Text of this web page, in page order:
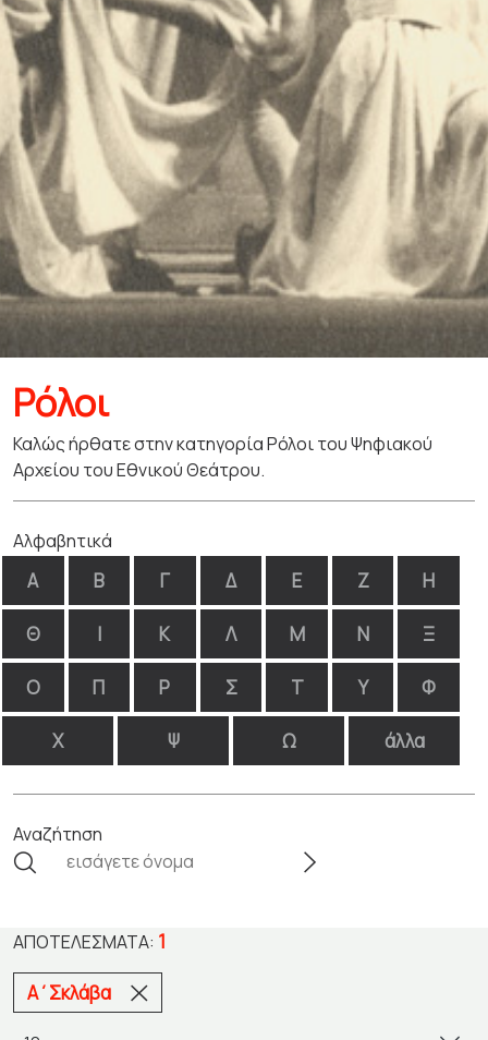
Ρόλοι
Καλώς ήρθατε στην κατηγορία Ρόλοι του Ψηφιακού
Αρχείου του Εθνικού Θεάτρου.
Αλφαβητικά
Α Β Γ Δ Ε Ζ Η
Θ Ι Κ Λ Μ Ν Ξ
Ο Π Ρ Σ Τ Υ Φ
Χ Ψ Ω άλλα
Αναζήτηση
ΑΠΟΤΕΛΈΣΜΑΤΑ: 1
Α΄Σκλάβα